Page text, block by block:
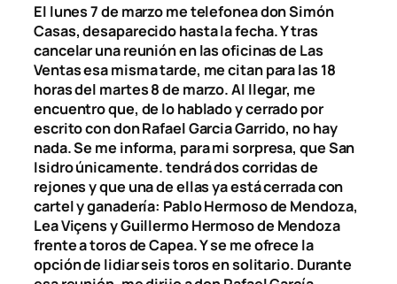
El lunes 7 de marzo me telefonea don Simón
Casas, desaparecido hasta la fecha. Y tras
cancelar una reunión en las oficinas de Las
Ventas esa misma tarde, me citan para las 18
horas del martes 8 de marzo. Al llegar, me
encuentro que, de lo hablado y cerrado por
escrito con don Rafael Garcia Garrido, no hay
nada. Se me informa, para mi sorpresa, que San
Isidro únicamente. tendrá dos corridas de
rejones y que una de ellas ya está cerrada con
cartel y ganadería: Pablo Hermoso de Mendoza,
Lea Viçens y Guillermo Hermoso de Mendoza
frente a toros de Capea. Y se me ofrece la
opción de lidiar seis toros en solitario. Durante